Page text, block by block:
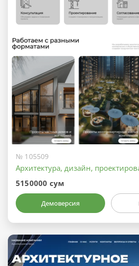
№ 105509
Архитектура, дизайн,
5150000 сум
Демоверсия